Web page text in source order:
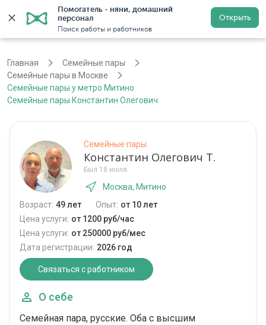
Помогатель - няни, домашний
персонал
Поиск работы и работников
Открыть
Регистрация
Главная
Семейные пары
Семейные пары в Москве
Семейные пары у метро Митино
Семейные пары Константин Олегович
Семейные пары
Константин Олегович Т.
Был 18 июля
Москва, Митино
Возраст: 49 лет Опыт: от 10 лет
Цена услуги: от 1200 руб/час
Цена услуги: от 250000 руб/мес
Дата регистрации: 2026 год
Связаться с работником
О себе
Семейная пара, русские. Оба с высшим